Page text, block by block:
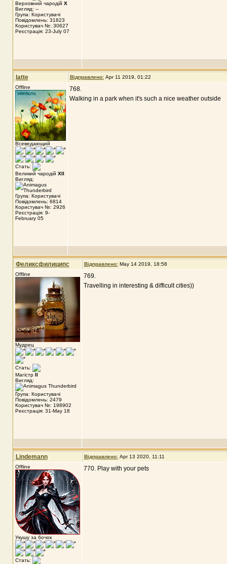
Верховний чародій X
Вигляд: --
Група: Користувачі
Повідомлень: 31823
Користувач №: 30627
Реєстрація: 23-July 07
latte Відправлено: Apr 11 2019, 01:22
Offline
Всеведающий
Стать:
Великий чародій XII
Вигляд:
Група: Користувачі
Повідомлень: 6814
Користувач №: 2926
Реєстрація: 9-
February 05
768.
Walking in a park when it's such a nice weather outside
Феликсфилиципс Відправлено: May 14 2019, 18:58
Offline
Мудрец
Стать:
Магістр II
Вигляд:
Група: Користувачі
Повідомлень: 2479
Користувач №: 198902
Реєстрація: 31-May 18
769.
Travelling in interesting & difficult cities))
Lindemann Відправлено: Apr 13 2020, 11:11
Offline
Укушу за бочок
Стать:
770. Play with your pets